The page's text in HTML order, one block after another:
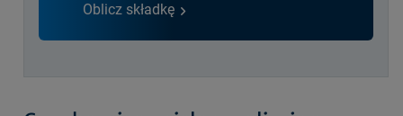
Oblicz składkę